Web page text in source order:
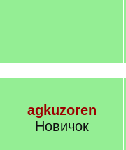
agkuzoren
Новичок